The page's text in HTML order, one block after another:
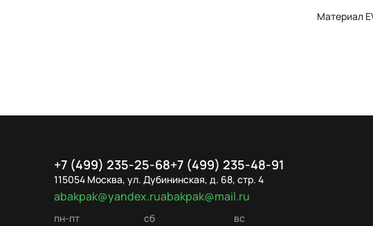
Материал
+7 (499) 235-25-68+7 (499) 235-48-91
115054 Москва, ул. Дубининская, д. 68, стр. 4
abakpak@yandex.ruabakpak@mail.ru
пн-пт
сб
вс